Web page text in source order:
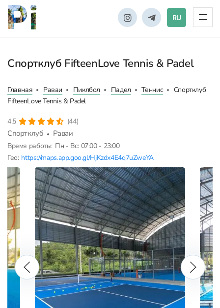
RU
Спортклуб FifteenLove Tennis & Padel
Главная Раваи Пиклбол Падел Теннис
Спортклуб
FifteenLove Tennis & Padel
4,5 (44)
Спортклуб Раваи
Время работы: Пн - Вс: 07:00 - 23:00
Гео: https://maps.app.goo.gl/HjKzdx4E4q7uZweYA